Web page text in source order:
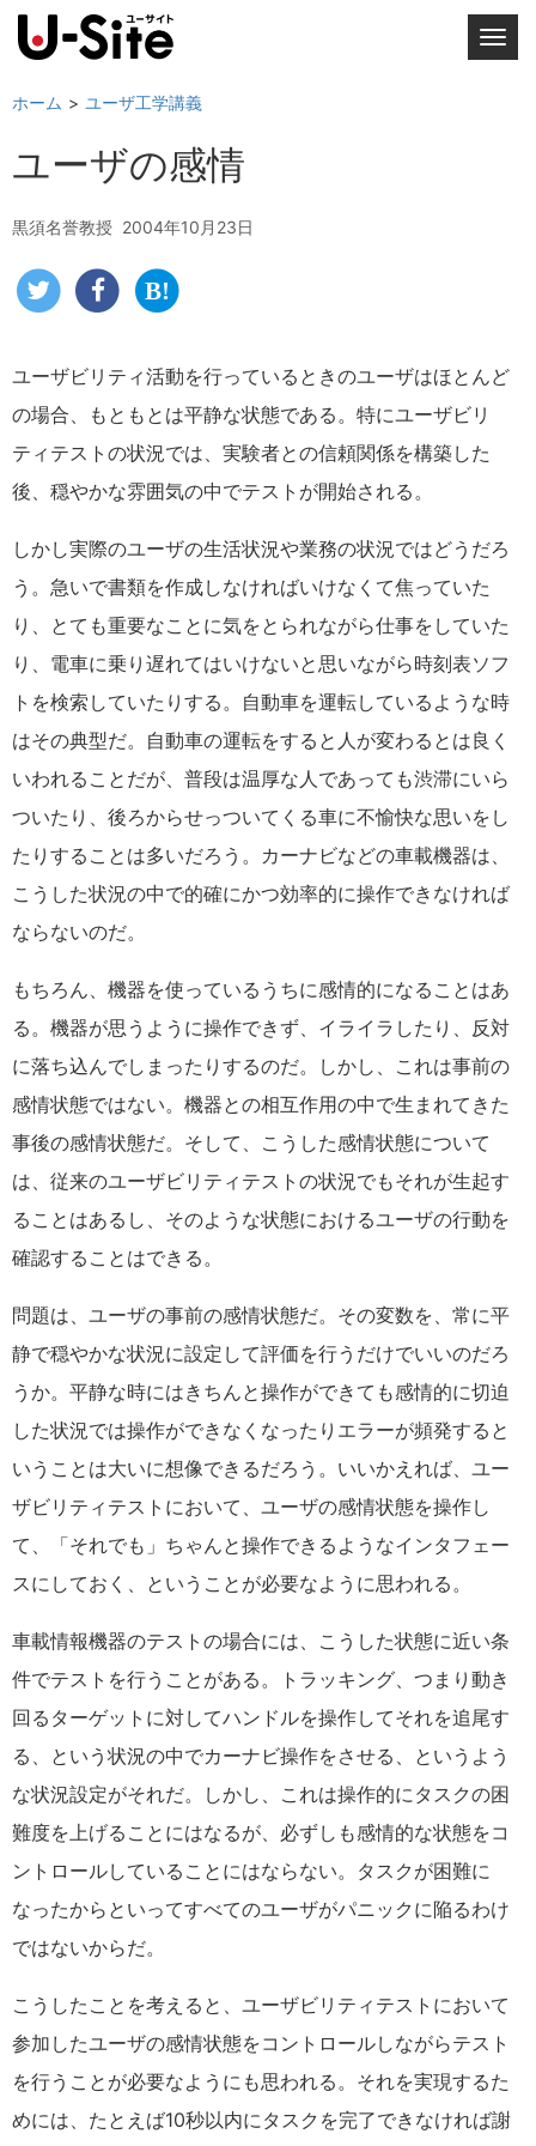
T
t
ホーム ユーザ工学講義
ユーザの感情
黒須名誉教授 2004年10月23日
ユーザビリティ活動を行っているときのユーザはほとんど
の場合、もともとは平静な状態である。特にユーザビリ
ティテストの状況では、実験者との信頼関係を構築した
後、穏やかな雰囲気の中でテストが開始される。
しかし実際のユーザの生活状況や業務の状況ではどうだろ
う。急いで書類を作成しなければいけなくて焦っていた
り、とても重要なことに気をとられながら仕事をしていた
り、電車に乗り遅れてはいけないと思いながら時刻表ソフ
トを検索していたりする。自動車を運転しているような時
はその典型だ。自動車の運転をすると人が変わるとは良く
いわれることだが、普段は温厚な人であっても渋滞にいら
ついたり、後ろからせっついてくる車に不愉快な思いをし
たりすることは多いだろう。カーナビなどの車載機器は、
こうした状況の中で的確にかつ効率的に操作できなければ
ならないのだ。
もちろん、機器を使っているうちに感情的になることはあ
る。機器が思うように操作できず、イライラしたり、反対
に落ち込んでしまったりするのだ。しかし、これは事前の
感情状態ではない。機器との相互作用の中で生まれてきた
事後の感情状態だ。そして、こうした感情状態について
は、従来のユーザビリティテストの状況でもそれが生起す
ることはあるし、そのような状態におけるユーザの行動を
確認することはできる。
問題は、ユーザの事前の感情状態だ。その変数を、常に平
静で穏やかな状況に設定して評価を行うだけでいいのだろ
うか。平静な時にはきちんと操作ができても感情的に切迫
した状況では操作ができなくなったりエラーが頻発すると
いうことは大いに想像できるだろう。いいかえれば、ユー
ザビリティテストにおいて、ユーザの感情状態を操作し
て、「それでも」ちゃんと操作できるようなインタフェー
スにしておく、ということが必要なように思われる。
車載情報機器のテストの場合には、こうした状態に近い条
件でテストを行うことがある。トラッキング、つまり動き
回るターゲットに対してハンドルを操作してそれを追尾す
る、という状況の中でカーナビ操作をさせる、というよう
な状況設定がそれだ。しかし、これは操作的にタスクの困
難度を上げることにはなるが、必ずしも感情的な状態をコ
ントロールしていることにはならない。タスクが困難に
なったからといってすべてのユーザがパニックに陥るわけ
ではないからだ。
こうしたことを考えると、ユーザビリティテストにおいて
参加したユーザの感情状態をコントロールしながらテスト
を行うことが必要なようにも思われる。それを実現するた
めには、たとえば10秒以内にタスクを完了できなければ謝